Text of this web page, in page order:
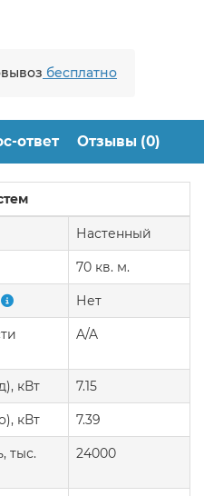
бесплатно
ответ Отзывы (0)
Настенный
70 кв. м.
Нет
A/A
кВт 7.15
кВт 7.39
тыс.
24000